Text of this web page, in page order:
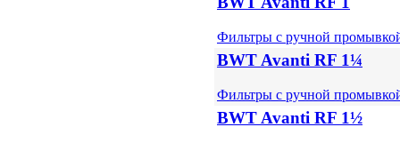
Фильтры с ручной
BWT Avanti RF 1¼
Фильтры с ручной
BWT Avanti RF 1½